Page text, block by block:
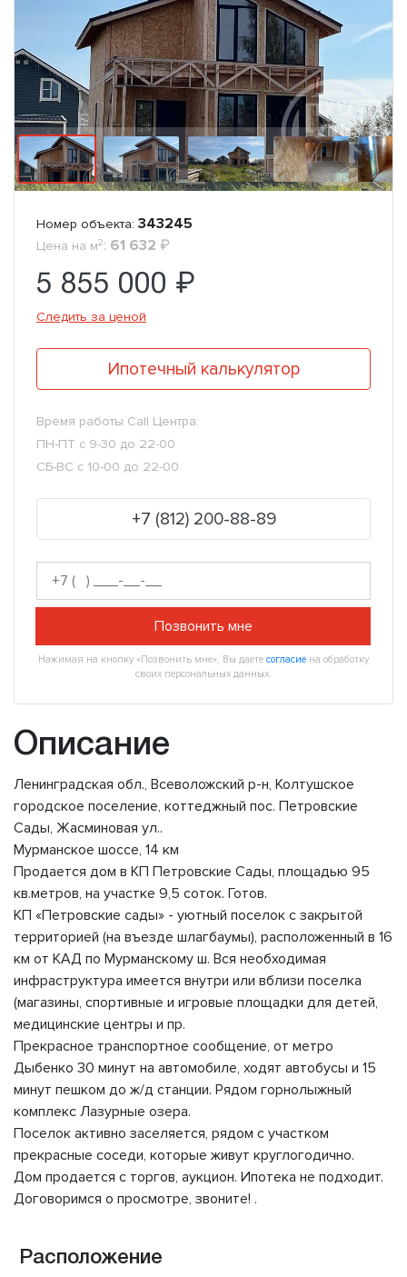
Номер объекта: 343245
Цена на м2: 61 632 ₽
5 855 000 ₽
Следить за ценой
Ипотечный калькулятор
Время работы Call Центра:
ПН-ПТ с 9-30 до 22-00
СБ-ВС с 10-00 до 22-00
+7 (812) 200-88-89
Позвонить мне
Нажимая на кнопку «Позвонить мне», Вы даете согласие на обработку
своих персональных данных.
Описание
Ленинградская обл., Всеволожский р-н, Колтушское
городское поселение, коттеджный пос. Петровские
Сады, Жасминовая ул..
Мурманское шоссе, 14 км
Продается дом в КП Петровские Сады, площадью 95
кв.метров, на участке 9,5 соток. Готов.
КП «Петровские сады» - уютный поселок с закрытой
территорией (на въезде шлагбаумы), расположенный в 16
км от КАД по Мурманскому ш. Вся необходимая
инфраструктура имеется внутри или вблизи поселка
(магазины, спортивные и игровые площадки для детей,
медицинские центры и пр.
Прекрасное транспортное сообщение, от метро
Дыбенко 30 минут на автомобиле, ходят автобусы и 15
минут пешком до ж/д станции. Рядом горнолыжный
комплекс Лазурные озера.
Поселок активно заселяется, рядом с участком
прекрасные соседи, которые живут круглогодично.
Дом продается с торгов, аукцион. Ипотека не подходит.
Договоримся о просмотре, звоните! .
Расположение